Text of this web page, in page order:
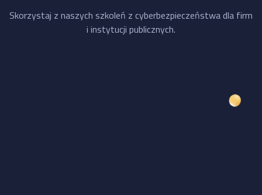
Skorzystaj z naszych szkoleń z cyberbezpieczeństwa dla firm
i instytucji publicznych.